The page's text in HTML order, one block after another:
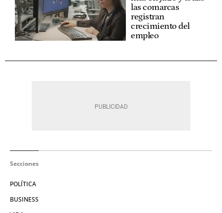
las comarcas
registran
crecimiento del
empleo
Secciones
POLÍTICA
BUSINESS